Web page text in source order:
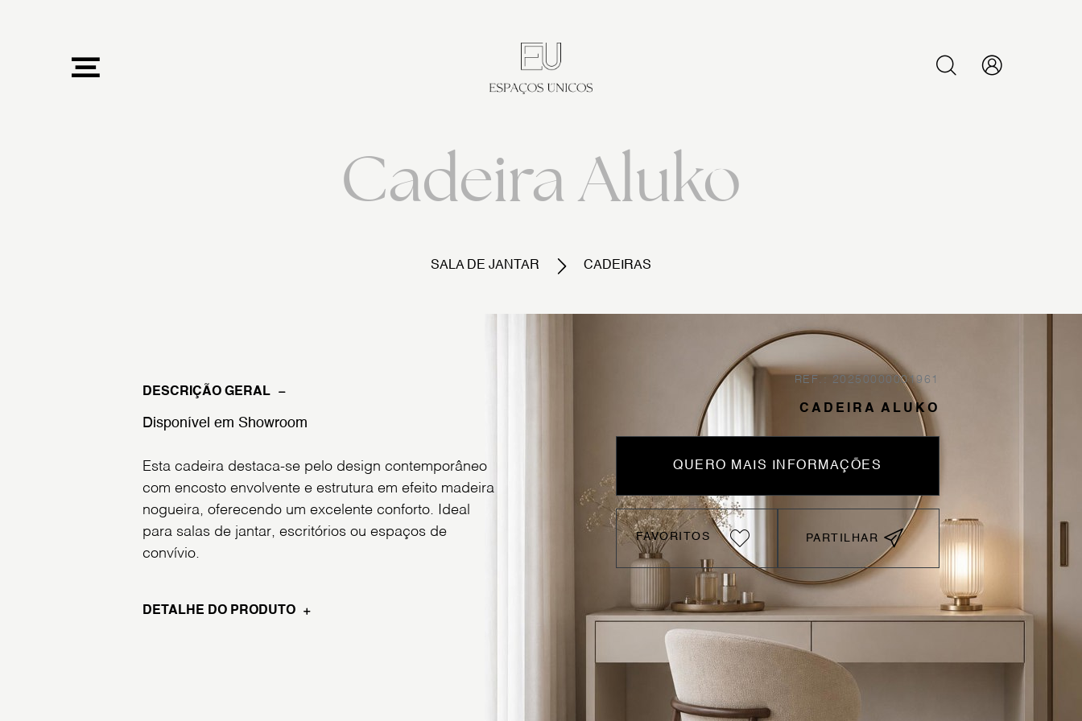
Cadeira Aluko
SALA DE JANTAR CADEIRAS
DESCRIÇÃO GERAL
Disponível em Showroom
Esta cadeira destaca-se pelo design contemporâneo
com encosto envolvente e estrutura em efeito madeira
nogueira, oferecendo um excelente conforto. Ideal
para salas de jantar, escritórios ou espaços de
convívio.
DETALHE DO PRODUTO
REF.: 20250000001961
CADEIRA ALUKO
QUERO MAIS INFORMAÇÕES
FAVORITOS PARTILHAR